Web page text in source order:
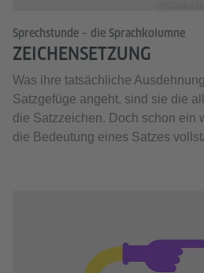
Sprechstunde – die Sprachkolumne
ZEICHENSETZUNG
Was ihre tatsächliche
Satzgefüge angeht, sind sie die
die Satzzeichen. Doch schon ein
die Bedeutung eines Satzes